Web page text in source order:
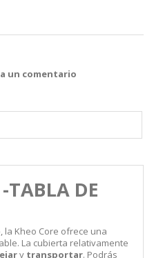
un comentario
TABLA DE
la Kheo Core ofrece una
La cubierta relativamente
y transportar. Podrás